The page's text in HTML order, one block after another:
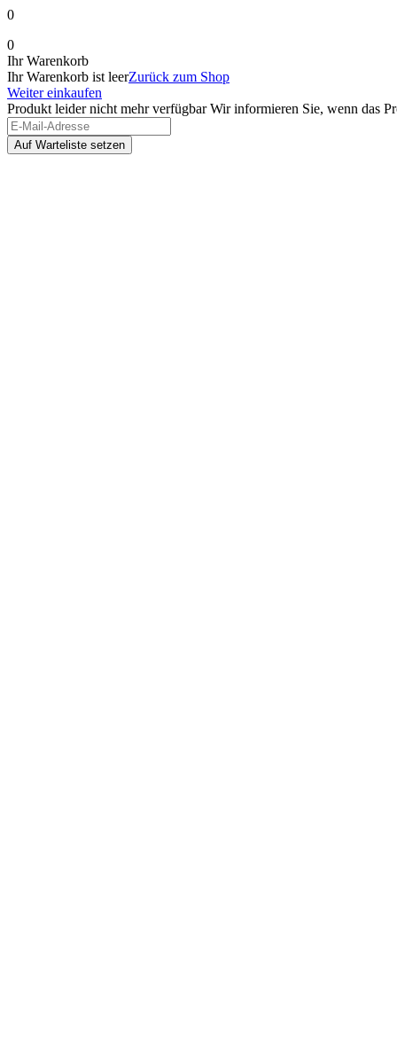
0
0
Ihr Warenkorb
Ihr Warenkorb ist leerZurück zum Shop
Weiter einkaufen
Produkt leider nicht mehr verfügbar Wir informieren Sie, wenn das
Auf Warteliste setzen